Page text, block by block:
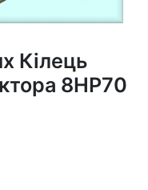
Кілець
8HP70